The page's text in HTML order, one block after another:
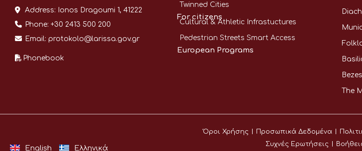
Address: Ionos Dragoumi 1, 41222
Phone: +30 2413 500 200
Email: protokolo@larissa.gov.gr
Phonebook
Twinned Cities
For citizens
Cultural & Athletic Infrastuctures
Pedestrian Streets Smart Access
European Programs
The
Όροι Χρήσης Προσωπικά Δεδομένα
Συχνές Ερωτήσεις
English Ελληνικά